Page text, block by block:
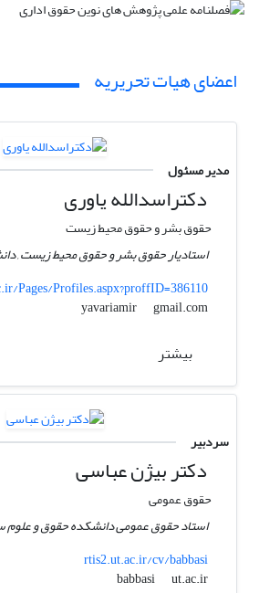
اعضای هیات تحریریه
مدیر مسئول
دکتراسدالله یاوری
حقوق بشر و حقوق محیط زیست
استادیار حقوق بشر و حقوق محیط زیست ,
Pages/Profiles.aspx?proffID=386110
yavariamir
gmail.com
بیشتر
سردبیر
دکتر بیژن عباسی
حقوق عمومی
استاد حقوق عمومی دانشکده حقوق و علوم
rtis2.ut.ac.ir/cv/babbasi
babbasi
ut.ac.ir